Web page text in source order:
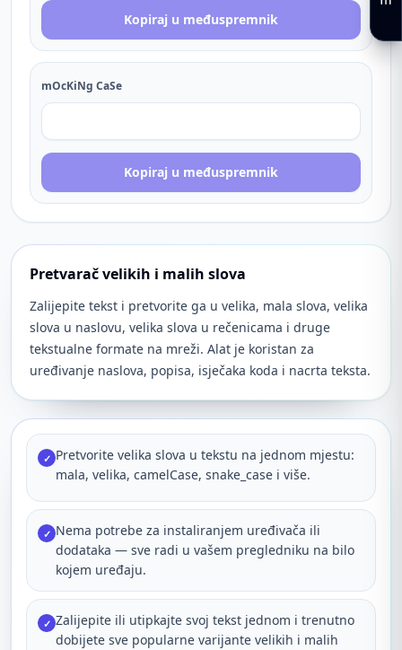
Kopiraj u međuspremnik
mOcKiNg CaSe
Kopiraj u međuspremnik
Pretvarač velikih i malih slova
Zalijepite tekst i pretvorite ga u velika, mala slova, velika
slova u naslovu, velika slova u rečenicama i druge
tekstualne formate na mreži. Alat je koristan za
uređivanje naslova, popisa, isječaka koda i nacrta teksta.
✓ Pretvorite velika slova u tekstu na jednom mjestu:
mala, velika, camelCase, snake_case i više.
✓ Nema potrebe za instaliranjem uređivača ili
dodataka — sve radi u vašem pregledniku na bilo
kojem uređaju.
✓ Zalijepite ili utipkajte svoj tekst jednom i trenutno
dobijete sve popularne varijante velikih i malih